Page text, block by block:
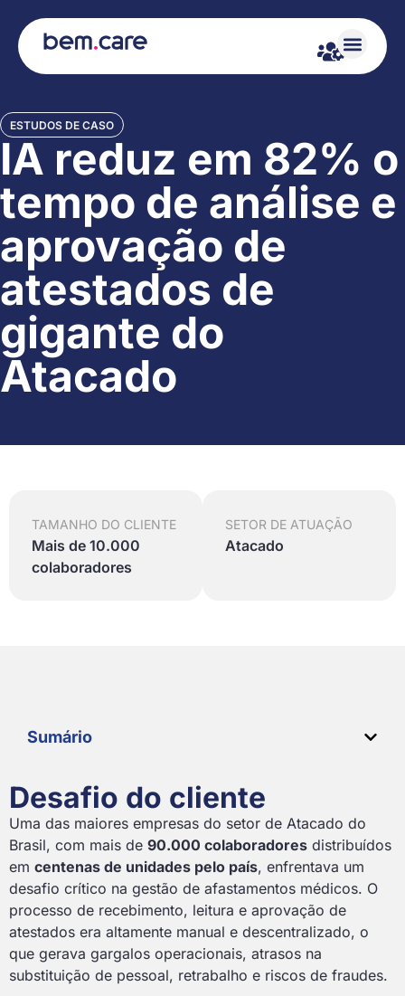
ESTUDOS DE CASO
IA reduz em 82% o
tempo de análise e
aprovação de
atestados de
gigante do
Atacado
TAMANHO DO CLIENTE
Mais de 10.000
colaboradores
SETOR DE ATUAÇÃO
Atacado
Sumário
Desafio do cliente
Uma das maiores empresas do setor de Atacado do
Brasil, com mais de 90.000 colaboradores distribuídos
em centenas de unidades pelo país, enfrentava um
desafio crítico na gestão de afastamentos médicos. O
processo de recebimento, leitura e aprovação de
atestados era altamente manual e descentralizado, o
que gerava gargalos operacionais, atrasos na
substituição de pessoal, retrabalho e riscos de fraudes.